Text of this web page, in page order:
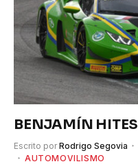
BENJAMÍN HITES
Escrito por Rodrigo Segovia
AUTOMOVILISMO